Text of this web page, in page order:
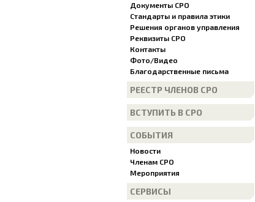
Документы СРО
Стандарты и правила этики
Решения органов управления
Реквизиты СРО
Контакты
Фото/Видео
Благодарственные письма
РЕЕСТР ЧЛЕНОВ СРО
ВСТУПИТЬ В СРО
СОБЫТИЯ
Новости
Членам СРО
Мероприятия
СЕРВИСЫ